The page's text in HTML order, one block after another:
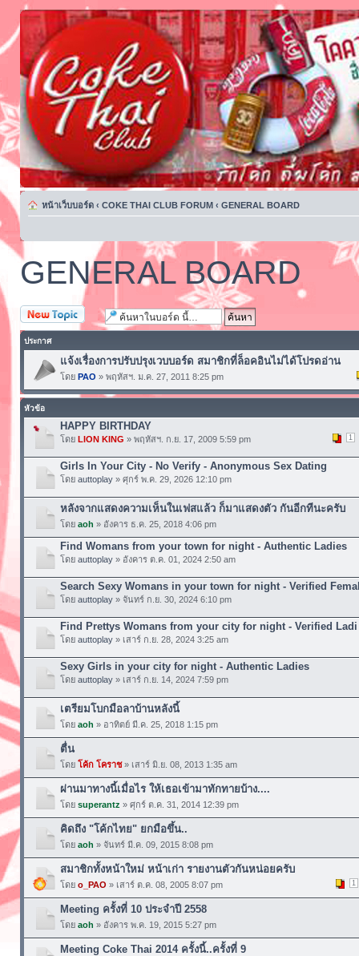
หน้าเว็บบอร์ด ‹ COKE THAI CLUB FORUM ‹ GENERAL BOARD
GENERAL BOARD
ตั้งกระทู้ใหม่
ประกาศ
แจ้งเรื่องการปรับปรุงเวบบอร์ด สมาชิกที่ล็อคอินไม่ได้โปรดอ่าน
โดย PAO » พฤหัสฯ. ม.ค. 27, 2011 8:25 pm
หัวข้อ
HAPPY BIRTHDAY
1
โดย LION KING » พฤหัสฯ. ก.ย. 17, 2009 5:59 pm
Girls In Your City - No Verify - Anonymous Sex Dating
โดย auttoplay» ศุกร์ พ.ค. 29, 2026 12:10 pm
หลังจากแสดงความเห็นในเฟสแล้ว ก็มาแสดงตัว กันอีกทีนะครับ
โดย aoh » อังคาร ธ.ค. 25, 2018 4:06 pm
Find Womans from your town for night - Authentic Ladies
โดย auttoplay» อังคาร ต.ค. 01, 2024 2:50 am
Search Sexy Womans in your town for night - Verified
โดย auttoplay» จันทร์ ก.ย. 30, 2024 6:10 pm
Find Prettys Womans from your city for night - Verified Ladi
โดย auttoplay» เสาร์ ก.ย. 28, 2024 3:25 am
Sexy Girls in your city for night - Authentic Ladies
โดย auttoplay» เสาร์ ก.ย. 14, 2024 7:59 pm
เตรียมโบกมือลาบ้านหลังนี้
โดย aoh » อาทิตย์ มี.ค. 25, 2018 1:15 pm
ตื่น
โดย โค้ก โคราช» เสาร์ มิ.ย. 08, 2013 1:35 am
ผ่านมาทางนี้เมื่อไร ให้เธอเข้ามาทักทายบ้าง....
โดย superantz » ศุกร์ ต.ค. 31, 2014 12:39 pm
คิดถึง "โค้กไทย" ยกมือขึ้น..
โดย aoh » จันทร์ มี.ค. 09, 2015 8:08 pm
สมาชิกทั้งหน้าใหม่ หน้าเก่า รายงานตัวกันหน่อยครับ
1
โดย o_PAO » เสาร์ ต.ค. 08, 2005 8:07 pm
Meeting ครั้งที่ 10 ประจำปี 2558
โดย aoh » อังคาร พ.ค. 19, 2015 5:27 pm
Meeting Coke Thai 2014 ครั้งนี้..ครั้งที่ 9